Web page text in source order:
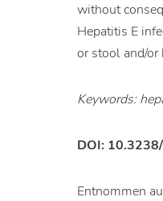
without
Hepatitis E
or stool and/or
Keywords:
DOI:
Entnommen